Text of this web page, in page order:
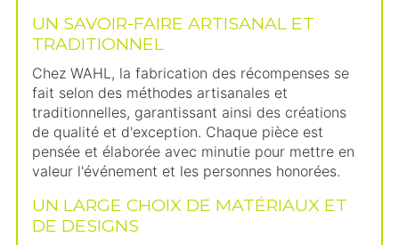
UN SAVOIR-FAIRE ARTISANAL ET
TRADITIONNEL
Chez WAHL, la fabrication des récompenses se
fait selon des méthodes artisanales et
traditionnelles, garantissant ainsi des créations
de qualité et d'exception. Chaque pièce est
pensée et élaborée avec minutie pour mettre en
valeur l'événement et les personnes honorées.
UN LARGE CHOIX DE MATÉRIAUX ET
DE DESIGNS